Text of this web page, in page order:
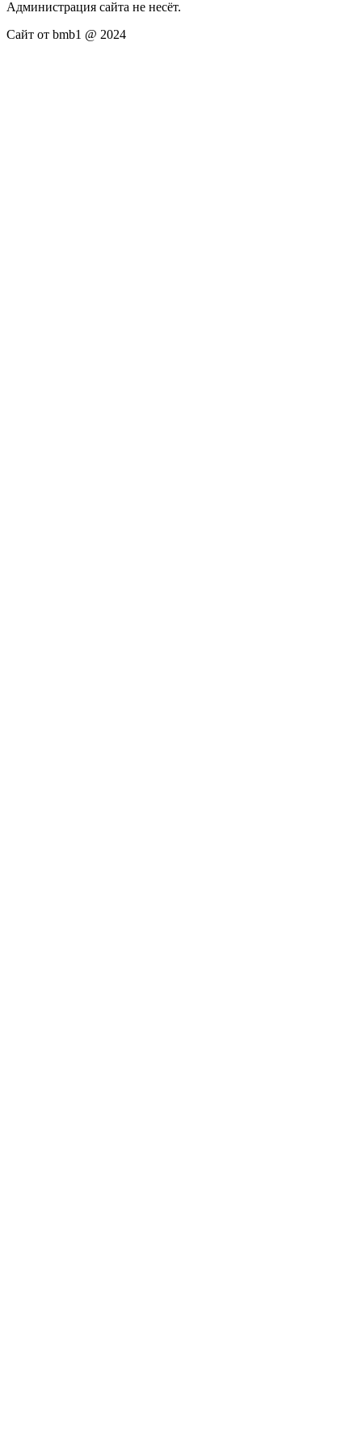
Администрация сайта не несёт.
Сайт от bmb1 @ 2024